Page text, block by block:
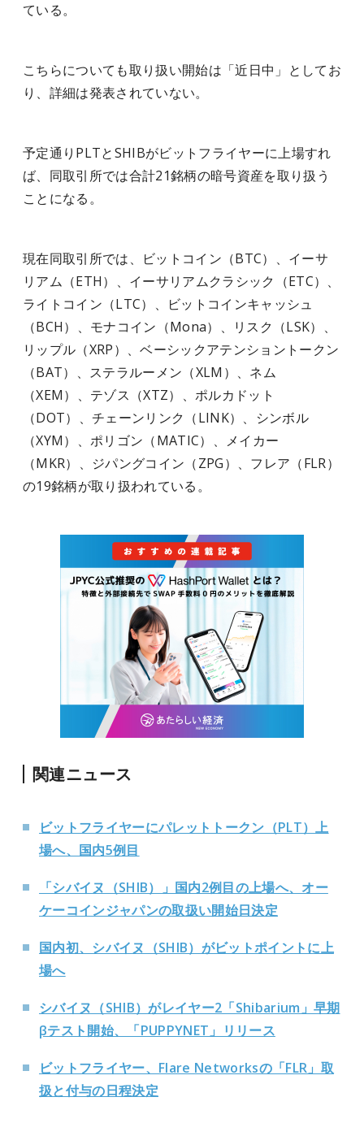
ている。
こちらについても取り扱い開始は「近日中」としてお
り、詳細は発表されていない。
予定通りPLTとSHIBがビットフライヤーに上場すれ
ば、同取引所では合計21銘柄の暗号資産を取り扱う
ことになる。
現在同取引所では、ビットコイン（BTC）、イーサ
リアム（ETH）、イーサリアムクラシック（ETC）、
ライトコイン（LTC）、ビットコインキャッシュ
（BCH）、モナコイン（Mona）、リスク（LSK）、
リップル（XRP）、ベーシックアテンショントークン
（BAT）、ステラルーメン（XLM）、ネム
（XEM）、テゾス（XTZ）、ポルカドット
（DOT）、チェーンリンク（LINK）、シンボル
（XYM）、ポリゴン（MATIC）、メイカー
（MKR）、ジパングコイン（ZPG）、フレア（FLR）
の19銘柄が取り扱われている。
関連ニュース
ビットフライヤーにパレットトークン（PLT）上
場へ、国内5例目
「シバイヌ（SHIB）」国内2例目の上場へ、オー
ケーコインジャパンの取扱い開始日決定
国内初、シバイヌ（SHIB）がビットポイントに上
場へ
シバイヌ（SHIB）がレイヤー2「Shibarium」早期
βテスト開始、「PUPPYNET」リリース
ビットフライヤー、Flare Networksの「FLR」取
扱と付与の日程決定